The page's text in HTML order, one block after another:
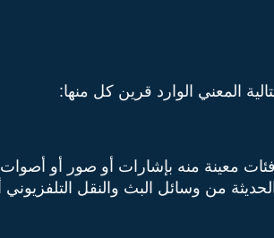
المعني الوارد قرين كل منها:
معينة منه بإشارات أو صور أو
من وسائل البث والنقل التلفزيوني